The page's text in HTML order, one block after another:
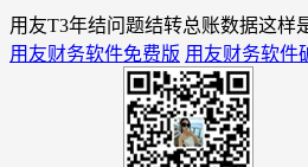
用友T3年结问题结转总账数据这样
用友财务软件免费版 用友财务软件